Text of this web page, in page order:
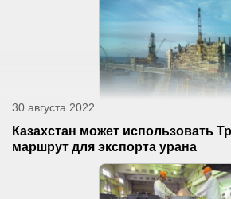
30 августа 2022
Казахстан может использовать
маршрут для экспорта урана